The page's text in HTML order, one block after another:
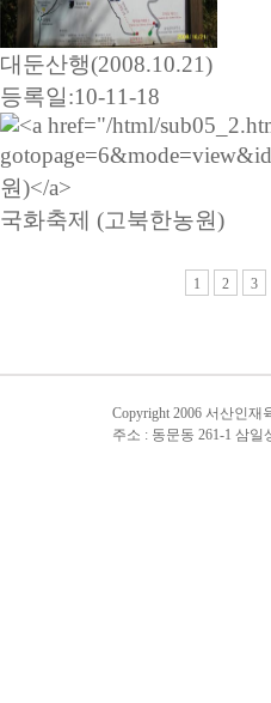
대둔산행(2008.10.21)
등록일:10-11-18
국화축제 (고북한농원)
1 2 3
Copyright 2006 서산인재
주소 : 동문동 261-1 삼일